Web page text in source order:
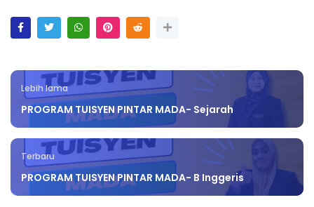
Lebih lama
PROGRAM TUISYEN PINTAR MADA- Sejarah
Terbaru
PROGRAM TUISYEN PINTAR MADA- B Inggeris